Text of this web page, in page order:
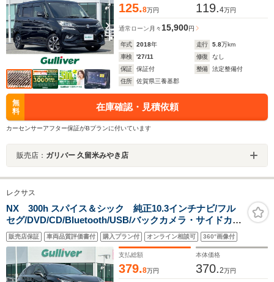
125.8万円 119.4万円
通常ローン 月々 15,900円
年式 2018年 走行 5.8万km
車検
'27/11 修復
なし
保証
保証付 整備
法定整備付
住所
佐賀県三養基郡
無
料
在庫確認・見積依頼
カーセンサーアフター保証がBプランに付いています
販売店： ガリバー 久留米みやき店
レクサス
NX 300h スパイス＆シック 純正10.3インチナビ/フル
セグ/DVD/CD/Bluetooth/USB/バックカメラ・サイドカメ
ラ/レザーシート/パワーシート/シートヒーター/エアシー
ト/ステアリングヒーター/パドルシフト/パワーバックド
ア/純正アルミホイール
販売店保証 車両品質評価書付 購入プラン付 オンライン相談可 360°画像付
支払総額
379.8万円
本体価格
370.2万円